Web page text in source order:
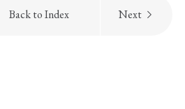
Back to Index Next